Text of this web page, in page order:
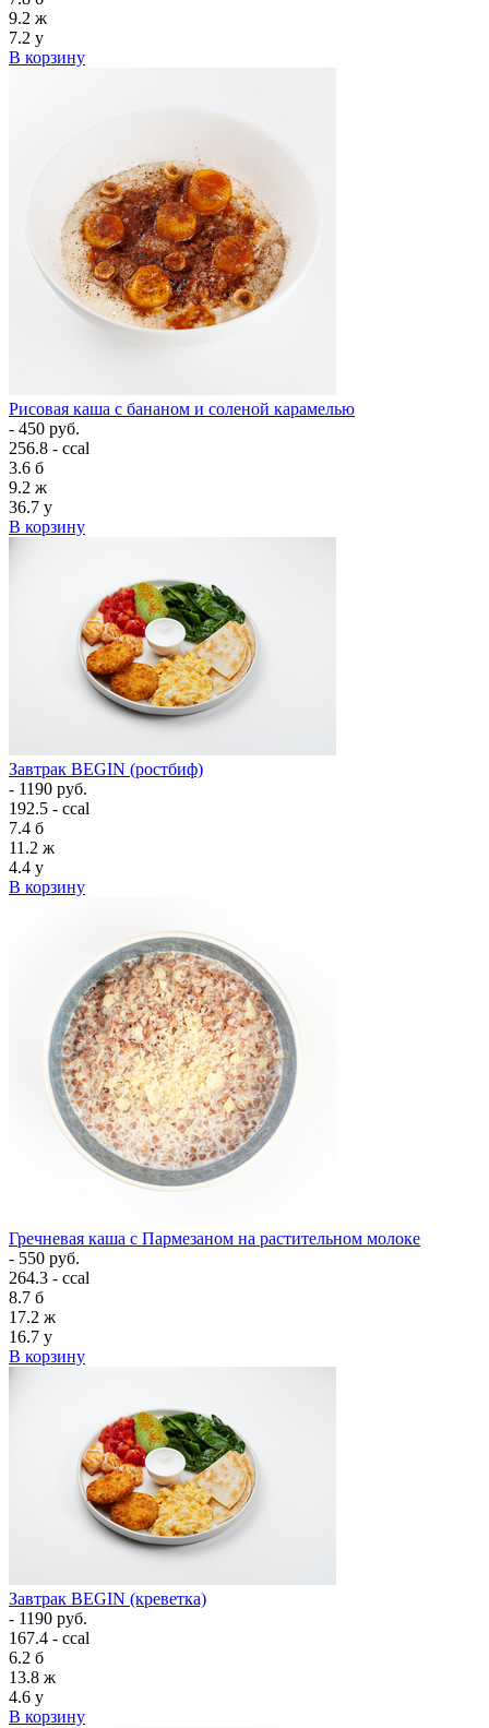
9.2 ж
7.2 у
В корзину
Рисовая каша с бананом и соленой карамелью
- 450 руб.
256.8 - ccal
3.6 б
9.2 ж
36.7 у
В корзину
Завтрак BEGIN (ростбиф)
- 1190 руб.
192.5 - ccal
7.4 б
11.2 ж
4.4 у
В корзину
Гречневая каша с Пармезаном на растительном молоке
- 550 руб.
264.3 - ccal
8.7 б
17.2 ж
16.7 у
В корзину
Завтрак BEGIN (креветка)
- 1190 руб.
167.4 - ccal
6.2 б
13.8 ж
4.6 у
В корзину